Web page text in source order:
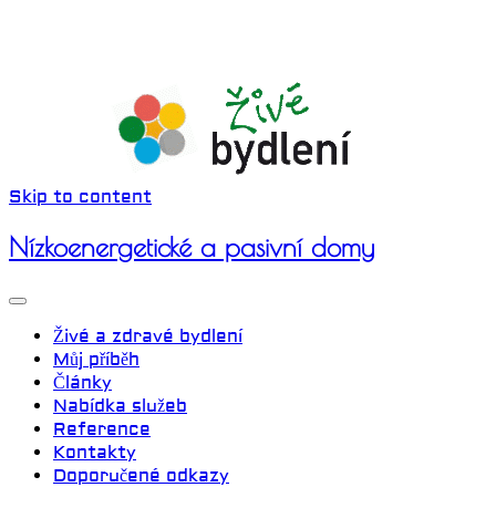
Skip to content
Nízkoenergetické a pasivní domy
Živé a zdravé bydlení
Můj příběh
Články
Nabídka služeb
Reference
Kontakty
Doporučené odkazy